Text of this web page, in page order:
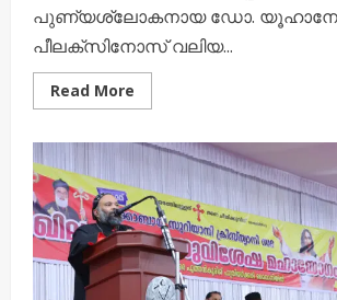
പുണ്യശ്ലോകനായ ഡോ.
പീലക്സിനോസ്‌ വലിയ...
Read More
more
“താനോനോ”
ഡോ.
യൂഹാനോൻ
മോർ
പീലക്സിനോസ്‌
വലിയ
മെത്രാപ്പോലീത്തായുടെ
10-ാ
മത്
ശ്രാദ്ധപ്പെരുന്നാൾ